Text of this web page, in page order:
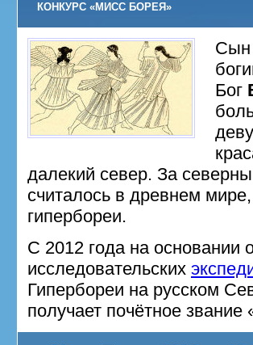
КОНКУРС «МИСС БОРЕЯ»
Сын
Бог
далекий север. За
считалось в древнем
гипербореи.
С 2012 года на основании
исследовательских
Гипербореи на русском
получает почётное звание